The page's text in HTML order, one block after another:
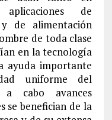
de
de alimentación
de toda clase
en la tecnología
ayuda importante
uniforme del
cabo avances
se benefician de la